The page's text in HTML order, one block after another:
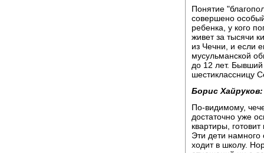
Понятие
совершено
ребенка, у кого
живет за тысячи
из Чечни, и если
мусульманской
до 12 лет.
шестиклассницу
Борис Хайруков:
По-видимому,
достаточно уже
квартиры,
Эти дети намного
ходит в школу.